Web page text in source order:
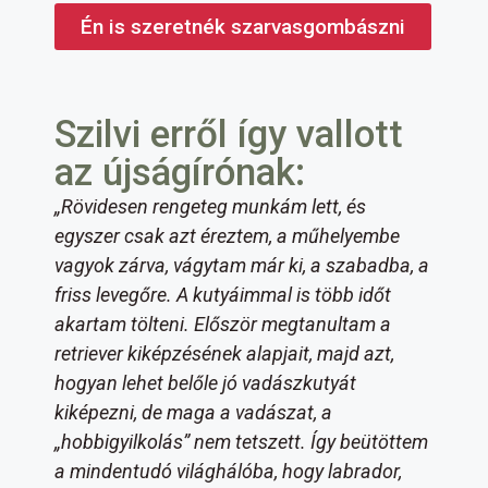
Én is szeretnék szarvasgombászni
Szilvi erről így vallott
az újságírónak:
„Rövidesen rengeteg munkám lett, és
egyszer csak azt éreztem, a műhelyembe
vagyok zárva, vágytam már ki, a szabadba, a
friss levegőre. A kutyáimmal is több időt
akartam tölteni. Először megtanultam a
retriever kiképzésének alapjait, majd azt,
hogyan lehet belőle jó vadászkutyát
kiképezni, de maga a vadászat, a
„hobbigyilkolás” nem tetszett. Így beütöttem
a mindentudó világhálóba, hogy labrador,